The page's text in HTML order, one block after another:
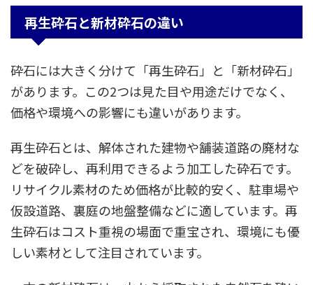
再生砕石と新材砕石の違い
砕石には大きく分けて「再生砕石」と「新材砕石」
があります。この2つは見た目や用途だけでなく、
価格や環境への影響にも違いがあります。
再生砕石とは、解体された建物や舗装道路の廃材な
どを破砕し、再利用できるよう加工した砕石です。
リサイクル素材のため価格が比較的安く、駐車場や
仮設道路、裏庭の地盤整備などに適しています。再
生砕石はコスト重視の場面で重宝され、環境にも優
しい素材として注目されています。